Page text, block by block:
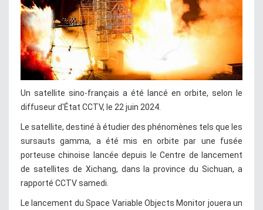
Un satellite sino-français a été lancé en orbite, selon le
diffuseur d'État CCTV, le 22 juin 2024.
Le satellite, destiné à étudier des phénomènes tels que les
sursauts gamma, a été mis en orbite par une fusée
porteuse chinoise lancée depuis le Centre de lancement
de satellites de Xichang, dans la province du Sichuan, a
rapporté CCTV samedi.
Le lancement du Space Variable Objects Monitor jouera un